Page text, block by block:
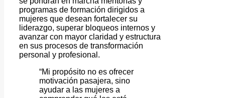
programas de formación dirigidos a
mujeres que desean fortalecer su
liderazgo, superar bloqueos internos y
avanzar con mayor claridad y estructura
en sus procesos de transformación
personal y profesional.
“Mi propósito no es ofrecer
motivación pasajera, sino
ayudar a las mujeres a